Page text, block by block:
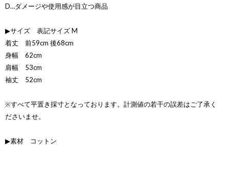
D…ダメージや使用感が目立つ商品
▶サイズ 表記サイズ M
着丈 前59cm 後68cm
身幅 62cm
肩幅 53cm
袖丈 52cm
※すべて平置き採寸となっております。計測値の若干の誤差はご了承く
ださいませ。
▶素材 コットン